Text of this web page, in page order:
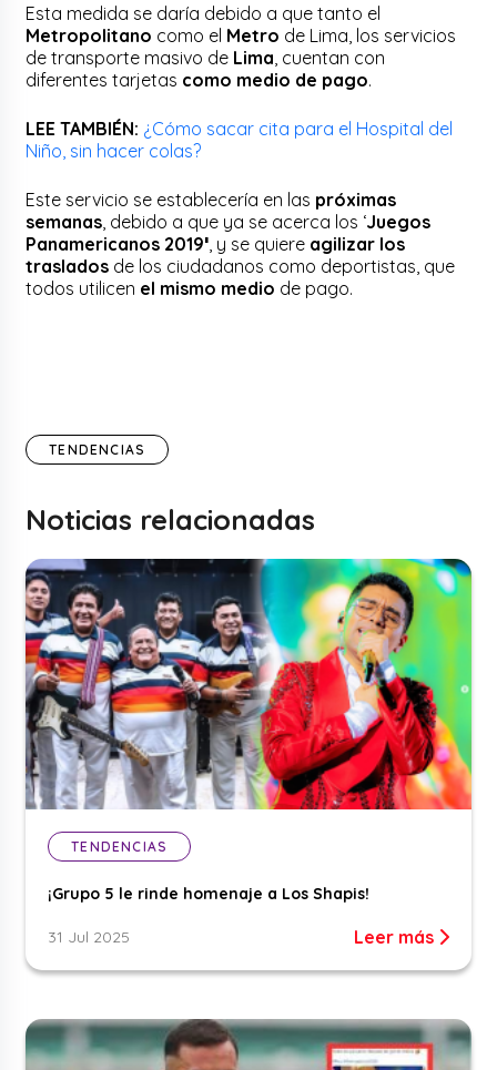
Esta medida se daría debido a que tanto el
Metropolitano como el Metro de Lima, los servicios
de transporte masivo de Lima , cuentan con
diferentes tarjetas como medio de pago.
LEE TAMBIÉN: ¿Cómo sacar cita para el Hospital del
Niño, sin hacer colas?
Este servicio se establecería en las próximas
semanas , debido a que ya se acerca los ‘Juegos
Panamericanos 2019′ , y se quiere agilizar los
traslados de los ciudadanos como deportistas, que
todos utilicen el mismo medio de pago.
TENDENCIAS
Noticias relacionadas
TENDENCIAS
¡Grupo 5 le rinde homenaje a Los Shapis!
31 Jul 2025 Leer más